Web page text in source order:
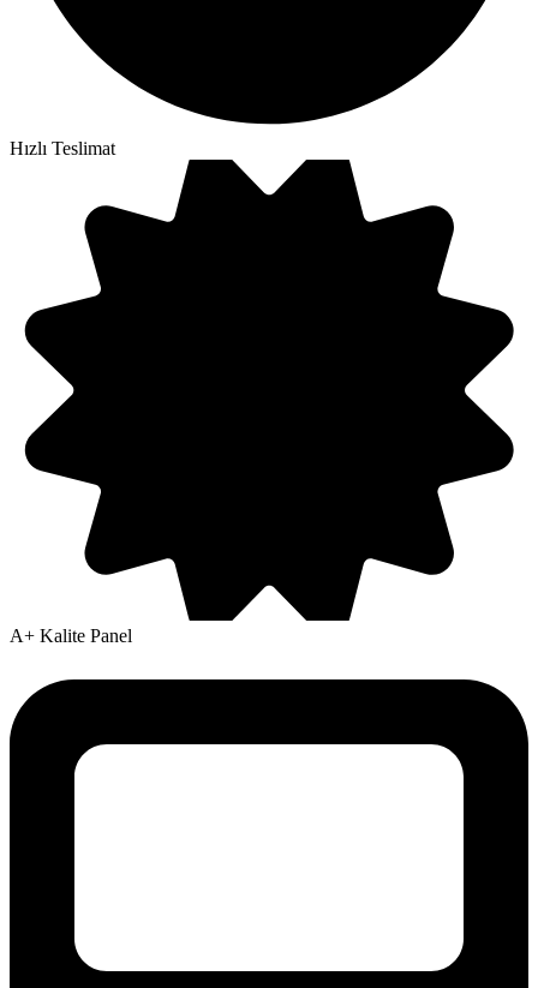
Hızlı Teslimat
A+ Kalite Panel